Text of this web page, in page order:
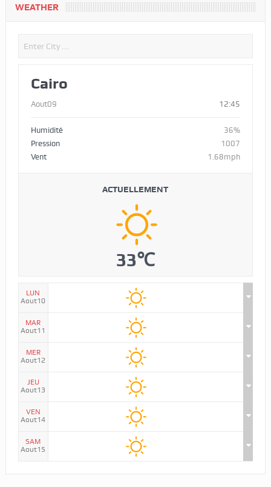
WEATHER
Cairo
Aout09 12:45
Humidité
36%
Pression
1007
Vent
1.68mph
ACTUELLEMENT
33℃
LUN
Aout10
MAR
Aout11
MER
Aout12
JEU
Aout13
VEN
Aout14
SAM
Aout15